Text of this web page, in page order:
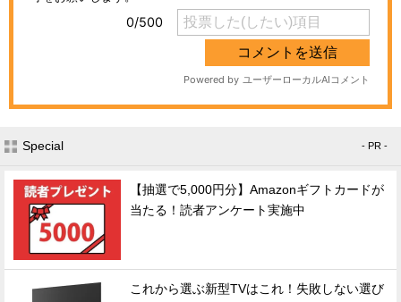
Special - PR -
【抽選で5,000円分】Amazonギフトカードが
当たる！読者アンケート実施中
これから選ぶ新型TVはこれ！失敗しない選び